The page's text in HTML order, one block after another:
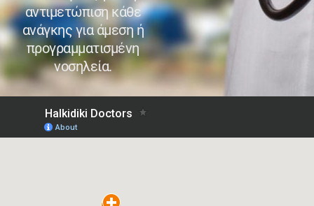
αντιμετώπιση κάθε
ανάγκης για άμεση ή
προγραμματισμένη
νοσηλεία.